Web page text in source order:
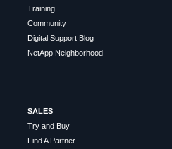
Training
Community
Digital Support Blog
NetApp Neighborhood
SALES
Try and Buy
Find A Partner